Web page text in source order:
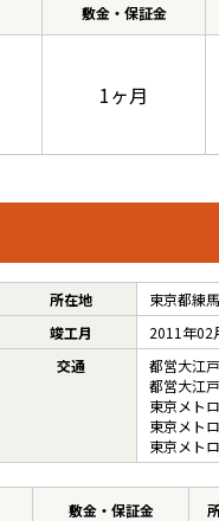
敷金・保証金
1ヶ月
所在地
東京都練
竣工月
2011年02
交通
都営大江
都営大江
東京メト
東京メト
東京メト
敷金・保証金